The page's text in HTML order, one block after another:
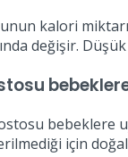
kalori
değişir.
bebeklere
için